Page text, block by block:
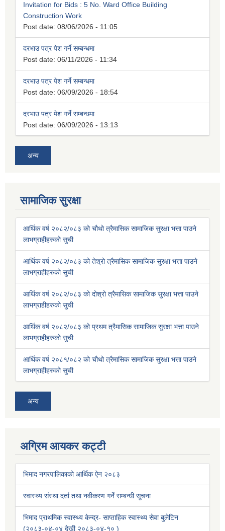
Invitation for Bids : 5 No. Ward Office Building
Construction Work
Post date: 08/06/2026 - 11:05
दरभाउ पत्र पेश गर्ने सम्बन्धमा
Post date: 06/11/2026 - 11:34
दरभाउ पत्र पेश गर्ने सम्बन्धमा
Post date: 06/09/2026 - 18:54
दरभाउ पत्र पेश गर्ने सम्बन्धमा
Post date: 06/09/2026 - 13:13
अन्य
सामाजिक सुरक्षा
आर्थिक वर्ष २०८२/०८३ को चौथो त्रैमासिक सामाजिक सुरक्षा भत्ता पाउने
लाभग्राहीहरुको सुची
आर्थिक वर्ष २०८२/०८३ को तेश्रो त्रैमासिक सामाजिक सुरक्षा भत्ता पाउने
लाभग्राहीहरुको सुची
आर्थिक वर्ष २०८२/०८३ को दोश्रो त्रैमासिक सामाजिक सुरक्षा भत्ता पाउने
लाभग्राहीहरुको सुची
आर्थिक वर्ष २०८२/०८३ को प्रथम त्रैमासिक सामाजिक सुरक्षा भत्ता पाउने
लाभग्राहीहरुको सुची
आर्थिक वर्ष २०८१/०८२ को चौथो त्रैमासिक सामाजिक सुरक्षा भत्ता पाउने
लाभग्राहीहरुको सुची
अन्य
अग्रिम आयकर कट्टी
भिमाद नगरपालिकाको आर्थिक ऐन २०८३
स्वास्थ्य संस्था दर्ता तथा नवीकरण गर्ने सम्बन्धी सूचना
भिमाद प्राथमिक स्वास्थ्य केन्द्र- साप्ताहिक स्वास्थ्य सेवा बुलेटिन
(२०८३-०४-०४ देखी २०८३-०४-१० )